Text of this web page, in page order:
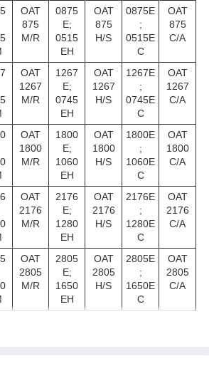
OAT
875
M/R
0875
E;
0515
EH
OAT
875
H/S
0875E
;
0515E
C
OAT
875
C/A
OAT
1267
M/R
1267
E;
0745
EH
OAT
1267
H/S
1267E
;
0745E
C
OAT
1267
C/A
OAT
1800
M/R
1800
E;
1060
EH
OAT
1800
H/S
1800E
;
1060E
C
OAT
1800
C/A
OAT
2176
M/R
2176
E;
1280
EH
OAT
2176
H/S
2176E
;
1280E
C
OAT
2176
C/A
OAT
2805
M/R
2805
E;
1650
EH
OAT
2805
H/S
2805E
;
1650E
C
OAT
2805
C/A